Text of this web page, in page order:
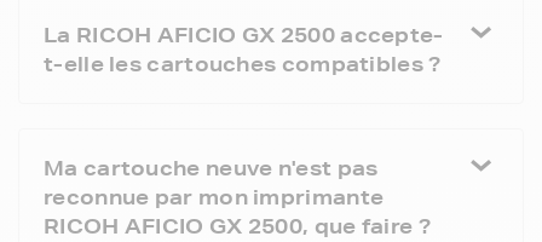
La RICOH AFICIO GX 2500 accepte-
t-elle les cartouches compatibles ?
Ma cartouche neuve n'est pas
reconnue par mon imprimante
RICOH AFICIO GX 2500, que faire ?